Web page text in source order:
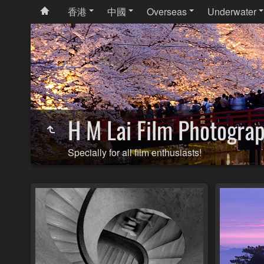
香港 中國 Overseas Underwater
H M Lai Film
Specially for all film enthusiasts!